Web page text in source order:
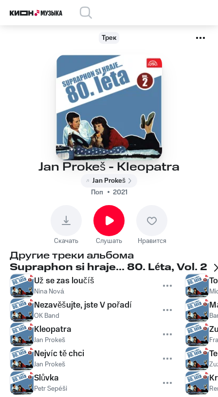
Трек
Jan Prokeš - Kleopatra
Jan Prokeš
Поп
2021
Скачать Слушать Нравится
Другие треки альбома
Supraphon si hraje... 80. Léta, Vol. 2
Už se zas loučíš
Nina Nová
Nezavěšujte, jste V pořadí
OK Band
Kleopatra
Jan Prokeš
Nejvíc tě chci
Jan Prokeš
Slůvka
Petr Sepéši